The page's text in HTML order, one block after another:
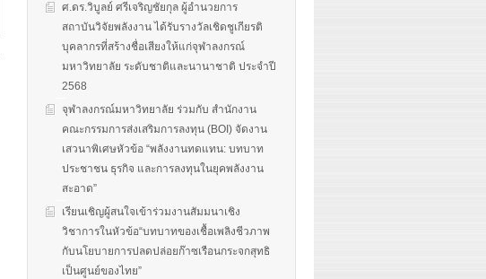
ศ.ดร.วิบูลย์ ศรีเจริญชัยกุล ผู้อำนวยการ
สถาบันวิจัยพลังงาน ได้รับรางวัลเชิดชูเกียรติ
บุคลากรที่สร้างชื่อเสียงให้แก่จุฬาลงกรณ์
มหาวิทยาลัย ระดับชาติและนานาชาติ ประจำปี
2568
จุฬาลงกรณ์มหาวิทยาลัย ร่วมกับ สำนักงาน
คณะกรรมการส่งเสริมการลงทุน (BOI) จัดงาน
เสวนาพิเศษหัวข้อ “พลังงานทดแทน: บทบาท
ประชาชน ธุรกิจ และการลงทุนในยุคพลังงาน
สะอาด”
เรียนเชิญผู้สนใจเข้าร่วมงานสัมมนาเชิง
วิชาการในหัวข้อ“บทบาทของเชื้อเพลิงชีวภาพ
กับนโยบายการปลดปล่อยก๊าซเรือนกระจกสุทธิ
เป็นศูนย์ของไทย”